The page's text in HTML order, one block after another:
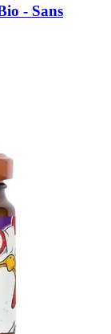
-​ Sans